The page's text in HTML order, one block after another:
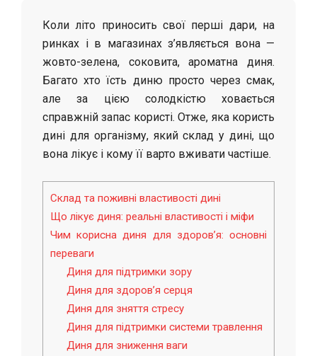
Коли літо приносить свої перші дари, на
ринках і в магазинах з’являється вона —
жовто-зелена, соковита, ароматна диня.
Багато хто їсть диню просто через смак,
але за цією солодкістю ховається
справжній запас користі. Отже, яка користь
дині для організму, який склад у дині, що
вона лікує і кому її варто вживати частіше.
Склад та поживні властивості дині
Що лікує диня: реальні властивості і міфи
Чим корисна диня для здоров’я: основні
переваги
Диня для підтримки зору
Диня для здоров’я серця
Диня для зняття стресу
Диня для підтримки системи травлення
Диня для зниження ваги